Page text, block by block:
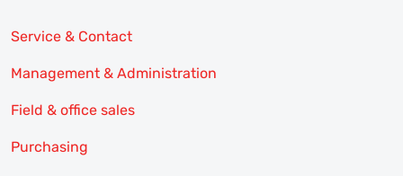
Service & Contact
Management & Administration
Field & office sales
Purchasing